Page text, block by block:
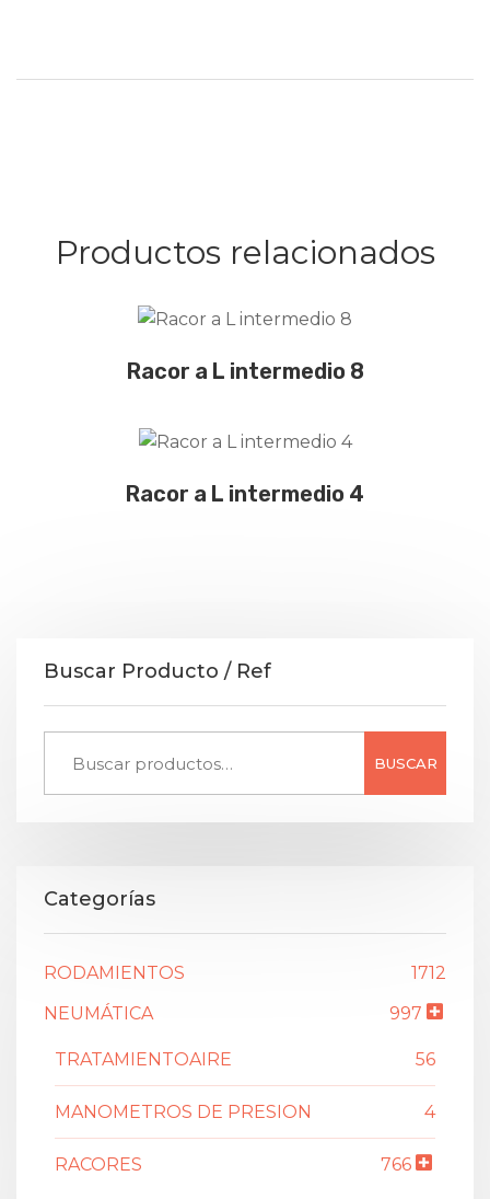
Productos relacionados
Racor a L intermedio 8
Racor a L intermedio 4
Buscar Producto / Ref
BUSCAR
Categorías
RODAMIENTOS
1712
NEUMÁTICA
997
TRATAMIENTOAIRE 56
MANOMETROS DE PRESION 4
RACORES 766